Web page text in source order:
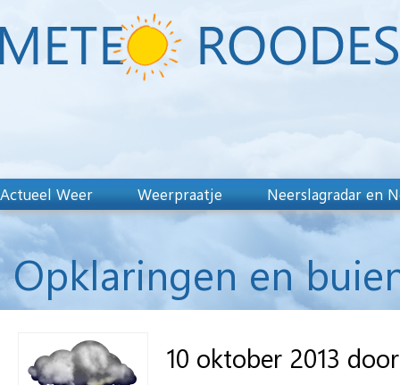
Actueel Weer Weerpraatje Neerslagradar en
Opklaringen en
10 oktober 2013